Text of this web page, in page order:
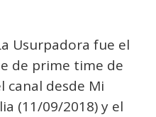
Usurpadora fue el
de prime time de
canal desde Mi
(11/09/2018) y el